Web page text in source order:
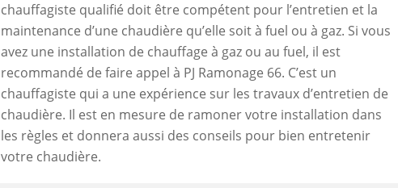
chauffagiste qualifié doit être compétent pour l’entretien et la
maintenance d’une chaudière qu’elle soit à fuel ou à gaz. Si vous
avez une installation de chauffage à gaz ou au fuel, il est
recommandé de faire appel à PJ Ramonage 66. C’est un
chauffagiste qui a une expérience sur les travaux d’entretien de
chaudière. Il est en mesure de ramoner votre installation dans
les règles et donnera aussi des conseils pour bien entretenir
votre chaudière.